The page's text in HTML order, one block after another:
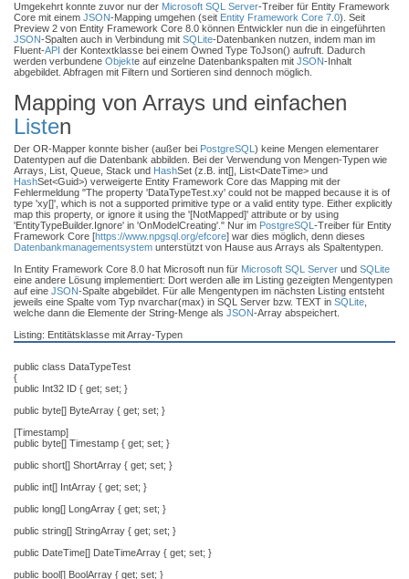
Umgekehrt konnte zuvor nur der Microsoft SQL Server-Treiber für Entity Framework
Core mit einem JSON-Mapping umgehen (seit Entity Framework Core 7.0). Seit
Preview 2 von Entity Framework Core 8.0 können Entwickler nun die in eingeführten
JSON-Spalten auch in Verbindung mit SQLite-Datenbanken nutzen, indem man im
Fluent-API der Kontextklasse bei einem Owned Type ToJson() aufruft. Dadurch
werden verbundene Objekte auf einzelne Datenbankspalten mit JSON-Inhalt
abgebildet. Abfragen mit Filtern und Sortieren sind dennoch möglich.
Mapping von Arrays und einfachen
Listen
Der OR-Mapper konnte bisher (außer bei PostgreSQL ) keine Mengen elementarer
Datentypen auf die Datenbank abbilden. Bei der Verwendung von Mengen-Typen wie
Arrays, List, Queue, Stack und HashSet (z.B. int[], List<DateTime> und
HashSet<Guid>) verweigerte Entity Framework Core das Mapping mit der
Fehlermeldung "The property 'DataTypeTest.xy' could not be mapped because it is of
type 'xy[]', which is not a supported primitive type or a valid entity type. Either explicitly
map this property, or ignore it using the '[NotMapped]' attribute or by using
'EntityTypeBuilder.Ignore' in 'OnModelCreating'." Nur im PostgreSQL -Treiber für Entity
Framework Core [https://www.npgsql.org/efcore] war dies möglich, denn dieses
Datenbankmanagementsystem unterstützt von Hause aus Arrays als Spaltentypen.
In Entity Framework Core 8.0 hat Microsoft nun für Microsoft SQL Server und SQLite
eine andere Lösung implementiert: Dort werden alle im Listing gezeigten Mengentypen
auf eine JSON-Spalte abgebildet. Für alle Mengentypen im nächsten Listing entsteht
jeweils eine Spalte vom Typ nvarchar(max) in SQL Server bzw. TEXT in SQLite
welche dann die Elemente der String-Menge als JSON-Array abspeichert.
Listing: Entitätsklasse mit Array-Typen
public class DataTypeTest
{
public Int32 ID { get; set; }
public byte[] ByteArray { get; set; }
[Timestamp]
public byte[] Timestamp { get; set; }
public short[] ShortArray { get; set; }
public int[] IntArray { get; set; }
public long[] LongArray { get; set; }
public string[] StringArray { get; set; }
public DateTime[] DateTimeArray { get; set; }
public bool[] BoolArray { get; set; }